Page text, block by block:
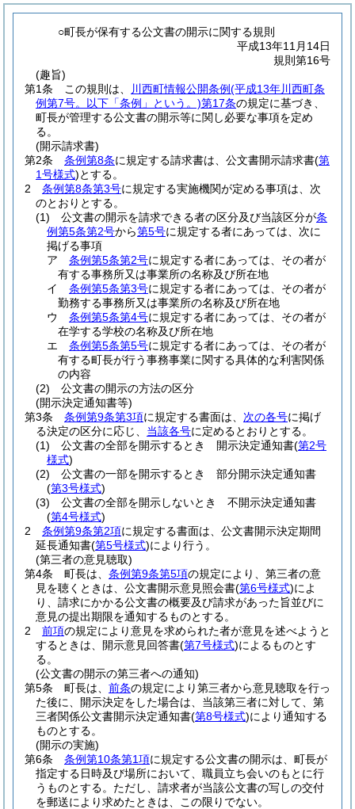
○町長が保有する公文書の開示に関する規則
平成13年11月14日
規則第16号
(趣旨)
第1条
この規則は、 川西町情報公開条例(平成13年川西町条
例第7号。以下「条例」という。)第17条の規定に基づき、
町長が管理する公文書の開示等に関し必要な事項を定め
る。
(開示請求書)
第2条
条例第8条に規定する請求書は、公文書開示請求書(第
1号様式)とする。
2
条例第8条第3号に規定する実施機関が定める事項は、次
のとおりとする。
(1)
公文書の開示を請求できる者の区分及び当該区分が条
例第5条第2号から第5号に規定する者にあっては、次に
掲げる事項
ア
条例第5条第2号に規定する者にあっては、その者が
有する事務所又は事業所の名称及び所在地
イ
条例第5条第3号に規定する者にあっては、その者が
勤務する事務所又は事業所の名称及び所在地
ウ
条例第5条第4号に規定する者にあっては、その者が
在学する学校の名称及び所在地
エ
条例第5条第5号に規定する者にあっては、その者が
有する町長が行う事務事業に関する具体的な利害関係
の内容
(2)
公文書の開示の方法の区分
(開示決定通知書等)
第3条
条例第9条第3項に規定する書面は、 次の各号に掲げ
る決定の区分に応じ、 当該各号に定めるとおりとする。
(1)
公文書の全部を開示するとき 開示決定通知書(第2号
様式)
(2)
公文書の一部を開示するとき 部分開示決定通知書
(第3号様式)
(3)
公文書の全部を開示しないとき 不開示決定通知書
(第4号様式)
2
条例第9条第2項に規定する書面は、公文書開示決定期間
延長通知書(第5号様式)により行う。
(第三者の意見聴取)
第4条
町長は、 条例第9条第5項の規定により、第三者の意
見を聴くときは、公文書開示意見照会書(第6号様式)によ
り、請求にかかる公文書の概要及び請求があった旨並びに
意見の提出期限を通知するものとする。
2
前項の規定により意見を求められた者が意見を述べようと
するときは、開示意見回答書(第7号様式)によるものとす
る。
(公文書の開示の第三者への通知)
第5条
町長は、 前条の規定により第三者から意見聴取を行っ
た後に、開示決定をした場合は、当該第三者に対して、第
三者関係公文書開示決定通知書(第8号様式)により通知する
ものとする。
(開示の実施)
第6条
条例第10条第1項に規定する公文書の開示は、町長が
指定する日時及び場所において、職員立ち会いのもとに行
うものとする。 ただし、請求者が当該公文書の写しの交付
を郵送により求めたときは、この限りでない。